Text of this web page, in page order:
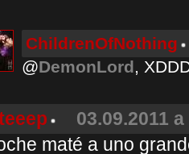
ChildrenOfNothing
@DemonLord,
03.09.2011
maté a uno